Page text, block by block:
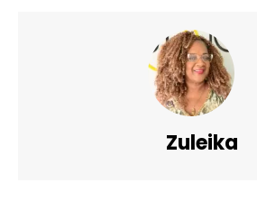
Zuleika